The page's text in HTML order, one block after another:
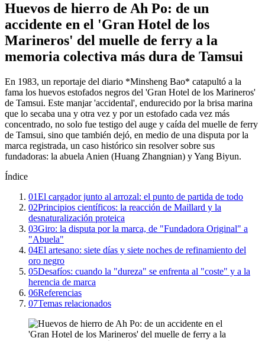
Huevos de hierro de Ah Po: de un
accidente en el 'Gran Hotel de los
Marineros' del muelle de ferry a la
memoria colectiva más dura de Tamsui
En 1983, un reportaje del diario *Minsheng Bao* catapultó a la
fama los huevos estofados negros del 'Gran Hotel de los Marineros'
de Tamsui. Este manjar 'accidental', endurecido por la brisa marina
que lo secaba una y otra vez y por un estofado cada vez más
concentrado, no solo fue testigo del auge y caída del muelle de ferry
de Tamsui, sino que también dejó, en medio de una disputa por la
marca registrada, un caso histórico sin resolver sobre sus
fundadoras: la abuela Anien (Huang Zhangnian) y Yang Biyun.
Índice
01El cargador junto al arrozal: el punto de partida de todo
02Principios científicos: la reacción de Maillard y la
desnaturalización proteica
03Giro: la disputa por la marca, de "Fundadora Original" a
"Abuela"
04El artesano: siete días y siete noches de refinamiento del
oro negro
05Desafíos: cuando la "dureza" se enfrenta al "coste" y a la
herencia de marca
06Referencias
07Temas relacionados